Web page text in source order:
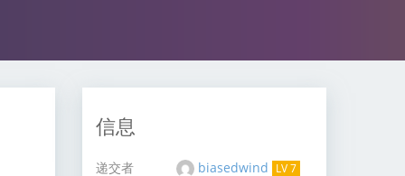
信息
递交者 biasedwind LV 7